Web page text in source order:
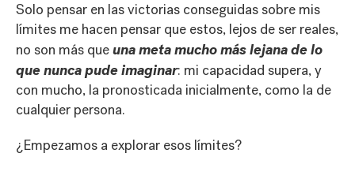
Solo pensar en las victorias conseguidas sobre mis
límites me hacen pensar que estos, lejos de ser reales,
no son más queuna meta mucho más lejana de lo
que nunca pude imaginar: mi capacidad supera, y
con mucho, la pronosticada inicialmente, como la de
cualquier persona.
¿Empezamos a explorar esos límites?